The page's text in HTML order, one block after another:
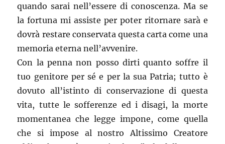
quando sarai nell’essere di conoscenza. Ma se
la fortuna mi assiste per poter ritornare sarà e
dovrà restare conservata questa carta come una
memoria eterna nell’avvenire.
Con la penna non posso dirti quanto soffre il
tuo genitore per sé e per la sua Patria; tutto è
dovuto all’istinto di conservazione di questa
vita, tutte le sofferenze ed i disagi, la morte
momentanea che legge impone, come quella
che si impose al nostro Altissimo Creatore